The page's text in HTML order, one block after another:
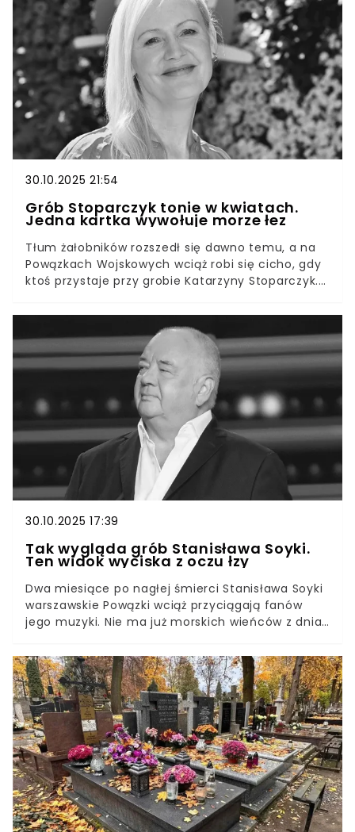
30.10.2025 21:54
Grób Stoparczyk tonie w kwiatach.
Jedna kartka wywołuje morze łez
Tłum żałobników rozszedł się dawno temu, a na
Powązkach Wojskowych wciąż robi się cicho, gdy
ktoś przystaje przy grobie Katarzyny Stoparczyk.
podarunki, równo ułożone przez najmłodszych
słuchaczy „pani z radia od dzieci”. Wzruszający
widok przypomina, że jej ciepły głos wcale nie
zamilkł — tylko zmienił adres. Grób Katarzyny
Stoparczyk stał się miejscem rozmowy bez słów.
30.10.2025 17:39
Tak wygląda grób Stanisława Soyki.
Ten widok wyciska z oczu łzy
Dwa miesiące po nagłej śmierci Stanisława Soyki
warszawskie Powązki wciąż przyciągają fanów
jego muzyki. Nie ma już morskich wieńców z dnia
rząd zniczy i chryzantemy, jakby ktoś postanowił
zapisać ciszą to, czego nie da się dopowiedzieć
słowami. „Tolerancja” rozbrzmiewa tu bez
głośników — w spojrzeniach tych, którzy przyszli
podziękować.